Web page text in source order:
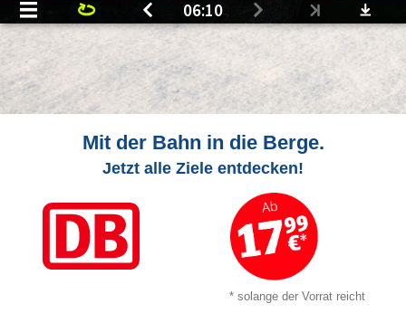
Mit der Bahn in die Berge.
Jetzt alle Ziele entdecken!
* solange der Vorrat reicht